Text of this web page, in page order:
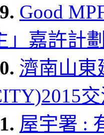
Good
」嘉許計
濟南山東
屋宇署 :